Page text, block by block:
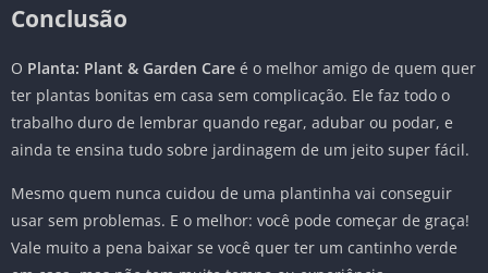
Conclusão
O Planta: Plant & Garden Care é o melhor amigo de quem quer
ter plantas bonitas em casa sem complicação. Ele faz todo o
trabalho duro de lembrar quando regar, adubar ou podar, e
ainda te ensina tudo sobre jardinagem de um jeito super fácil.
Mesmo quem nunca cuidou de uma plantinha vai conseguir
usar sem problemas. E o melhor: você pode começar de graça!
Vale muito a pena baixar se você quer ter um cantinho verde